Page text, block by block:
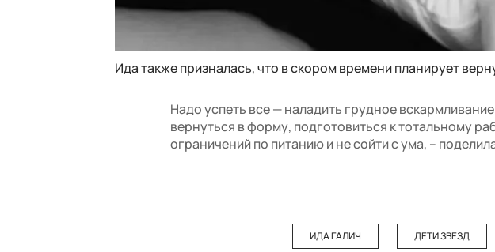
Ида также призналась, что в скором времени планирует
Надо успеть все — наладить грудное
вернуться в форму, подготовиться к тотальному
ограничений по питанию и не сойти с ума, –
ИДА ГАЛИЧ ДЕТИ ЗВЕЗД